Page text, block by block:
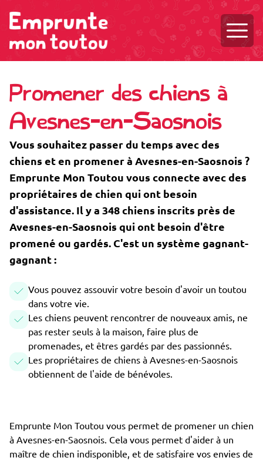
Promener des chiens à
Avesnes-en-Saosnois
Vous souhaitez passer du temps avec des
chiens et en promener à Avesnes-en-Saosnois ?
Emprunte Mon Toutou vous connecte avec des
propriétaires de chien qui ont besoin
d'assistance. Il y a 348 chiens inscrits près de
Avesnes-en-Saosnois qui ont besoin d'être
promené ou gardés. C'est un système gagnant-
gagnant :
Vous pouvez assouvir votre besoin d'avoir un toutou
dans votre vie.
Les chiens peuvent rencontrer de nouveaux amis, ne
pas rester seuls à la maison, faire plus de
promenades, et êtres gardés par des passionnés.
Les propriétaires de chiens à Avesnes-en-Saosnois
obtiennent de l'aide de bénévoles.
Emprunte Mon Toutou vous permet de promener un chien
à Avesnes-en-Saosnois. Cela vous permet d'aider à un
maître de chien indisponible, et de satisfaire vos envies de